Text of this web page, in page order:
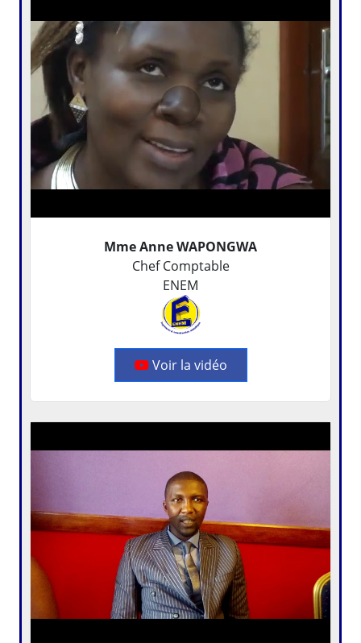
Mme Anne WAPONGWA
Chef Comptable
ENEM
Voir la vidéo